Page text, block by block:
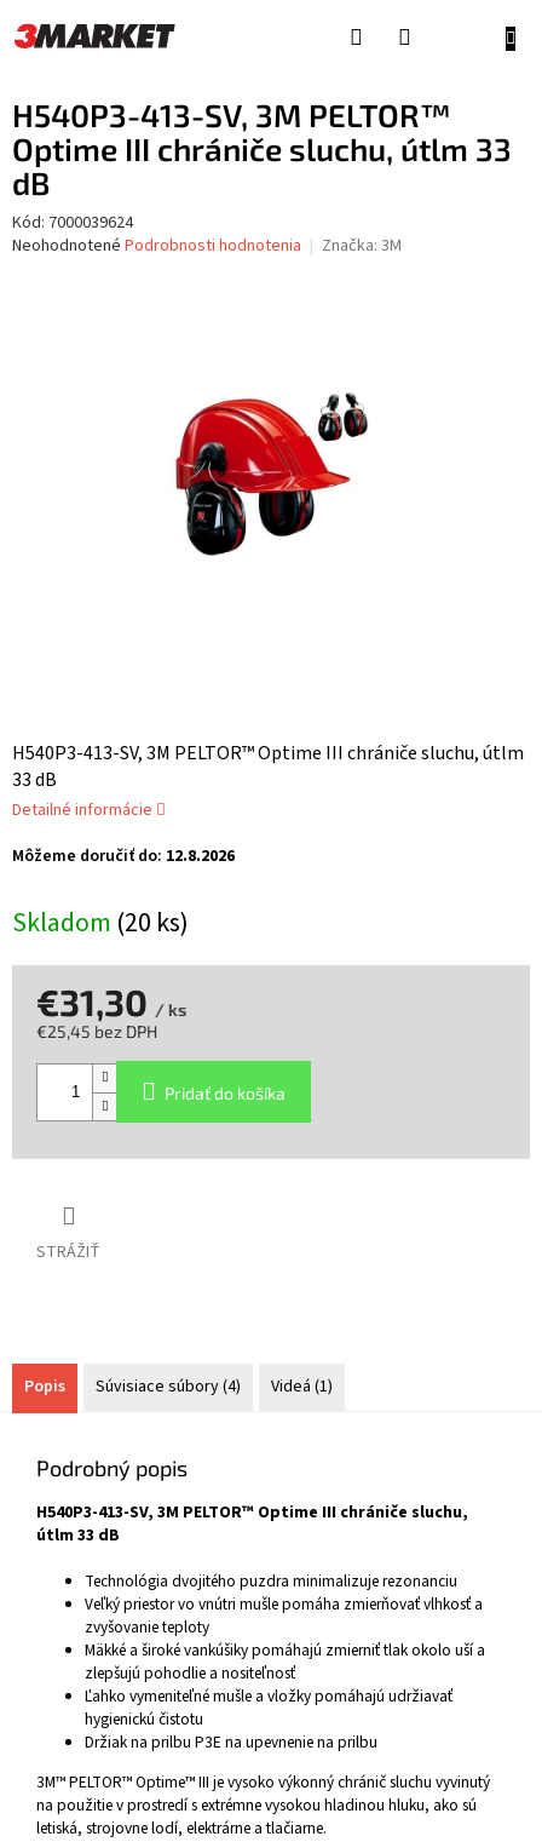
na
obsah
H540P3-413-SV, 3M PELTOR™
Optime III chrániče sluchu, útlm 33
dB
Kód: 7000039624
Priemerné
Neohodnotené Podrobnosti hodnotenia Značka: 3M
Skladom (20 ks)
Môžeme doručiť do: 12.8.2026
H540P3-413-SV, 3M PELTOR™ Optime III chrániče sluchu, útlm
33 dB
Detailné informácie
STRÁŽIŤ
€31,30 / ks
€25,45 bez DPH
Pridať do košíka
Popis Súvisiace súbory (4) Videá (1)
Podrobný popis
H540P3-413-SV, 3M PELTOR™ Optime III chrániče sluchu,
útlm 33 dB
Technológia dvojitého puzdra minimalizuje rezonanciu
Veľký priestor vo vnútri mušle pomáha zmierňovať vlhkosť a
zvyšovanie teploty
Mäkké a široké vankúšiky pomáhajú zmierniť tlak okolo uší a
zlepšujú pohodlie a nositeľnosť
Ľahko vymeniteľné mušle a vložky pomáhajú udržiavať
hygienickú čistotu
Držiak na prilbu P3E na upevnenie na prilbu
3M™ PELTOR™ Optime™ III je vysoko výkonný chránič sluchu vyvinutý
na použitie v prostredí s extrémne vysokou hladinou hluku, ako sú
letiská, strojovne lodí, elektrárne a tlačiarne.